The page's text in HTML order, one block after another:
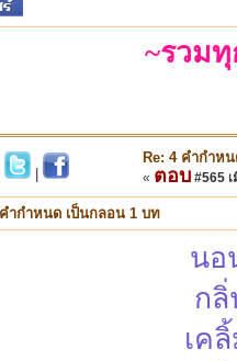
~รวม
Re: 4 คำกำห
« ตอบ #565
คำกำหนด เป็นกลอน 1 บท
นอ
ก
เค